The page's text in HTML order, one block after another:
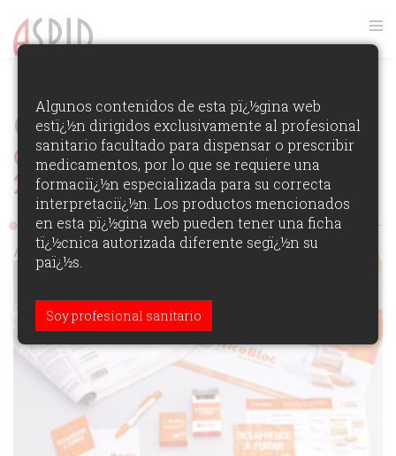
VER RANKING
Ganadores
de los Premios Aspid España
2006-51 obrasVer todas las obras
Aspid de Oro (campaña integral)
Algunos contenidos de esta pï¿½gina web
estï¿½n dirigidos exclusivamente al profesional
sanitario facultado para dispensar o prescribir
medicamentos, por lo que se requiere una
formaciï¿½n especializada para su correcta
interpretaciï¿½n. Los productos mencionados
en esta pï¿½gina web pueden tener una ficha
tï¿½cnica autorizada diferente segï¿½n su
paï¿½s.
Soy profesional sanitario